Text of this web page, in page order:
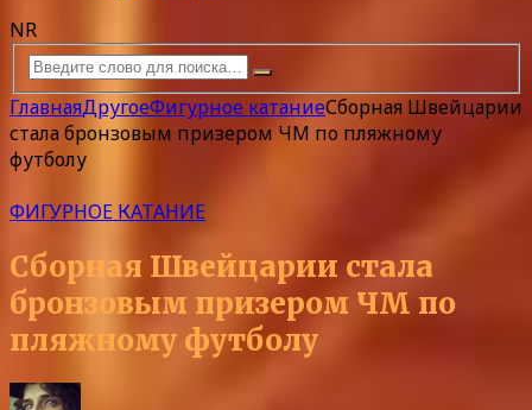
NR
ГлавнаяДругоеФигурное катаниеСборная Швейцарии
стала бронзовым призером ЧМ по пляжному
футболу
ФИГУРНОЕ КАТАНИЕ
Сборная Швейцарии стала
бронзовым призером ЧМ по
пляжному футболу